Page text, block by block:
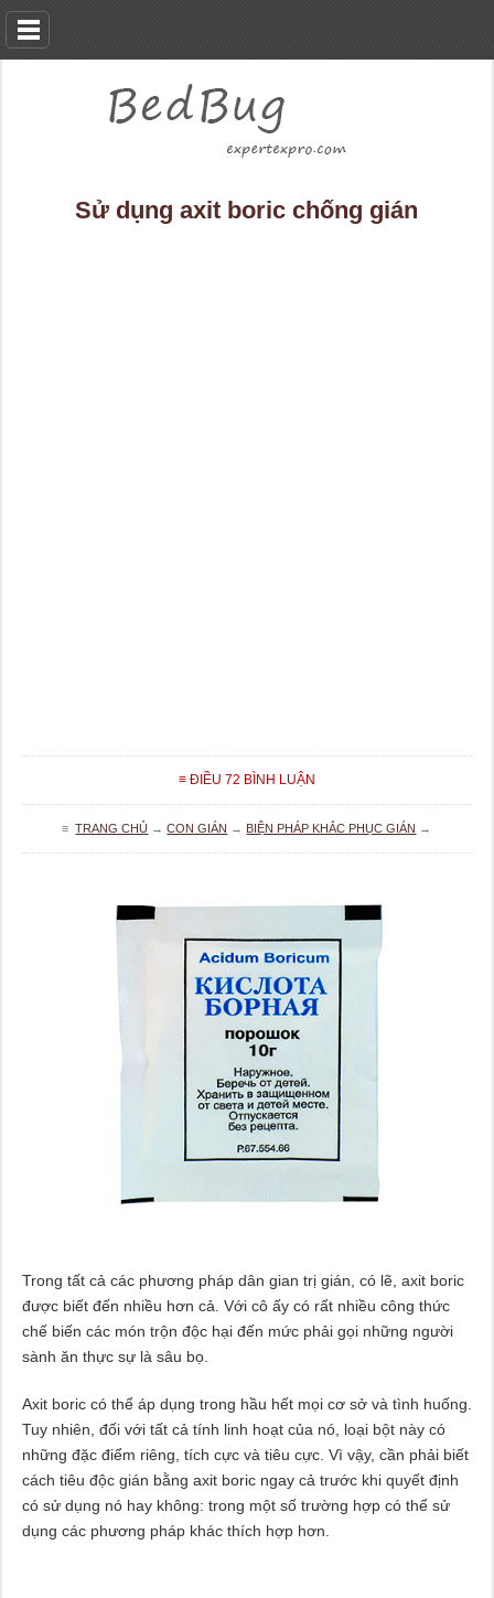
Sử dụng axit boric chống gián
≡ ĐIỀU 72 BÌNH LUẬN
≡TRANG CHỦ →CON GIÁN → BIỆN PHÁP KHẮC PHỤC GIÁN →
Trong tất cả các phương pháp dân gian trị gián, có lẽ, axit boric
được biết đến nhiều hơn cả. Với cô ấy có rất nhiều công thức
chế biến các món trộn độc hại đến mức phải gọi những người
sành ăn thực sự là sâu bọ.
Axit boric có thể áp dụng trong hầu hết mọi cơ sở và tình huống.
Tuy nhiên, đối với tất cả tính linh hoạt của nó, loại bột này có
những đặc điểm riêng, tích cực và tiêu cực. Vì vậy, cần phải biết
cách tiêu độc gián bằng axit boric ngay cả trước khi quyết định
có sử dụng nó hay không: trong một số trường hợp có thể sử
dụng các phương pháp khác thích hợp hơn.